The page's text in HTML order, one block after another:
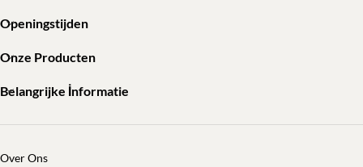
Openingstijden
Onze Producten
Belangrijke İnformatie
Over Ons